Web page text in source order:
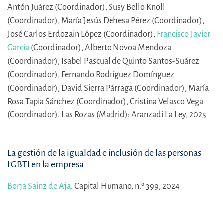
Antón Juárez (Coordinador), Susy Bello Knoll
(Coordinador), María Jesús Dehesa Pérez (Coordinador),
José Carlos Erdozain López (Coordinador), Francisco Javier
García (Coordinador), Alberto Novoa Mendoza
(Coordinador), Isabel Pascual de Quinto Santos-Suárez
(Coordinador), Fernando Rodríguez Domínguez
(Coordinador), David Sierra Párraga (Coordinador), María
Rosa Tapia Sánchez (Coordinador), Cristina Velasco Vega
(Coordinador). Las Rozas (Madrid): Aranzadi La Ley, 2025
La gestión de la igualdad e inclusión de las personas
LGBTI en la empresa
Borja Sainz de Aja. Capital Humano, n.º 399, 2024